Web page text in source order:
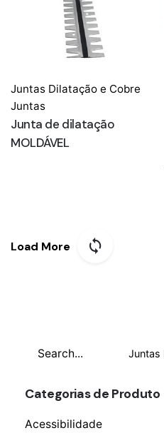
Search
Categorias de Produto
Acessibilidade
Juntas Dilatação e Cobre
Juntas
Junta de dilatação
MOLDÁVEL
Load More